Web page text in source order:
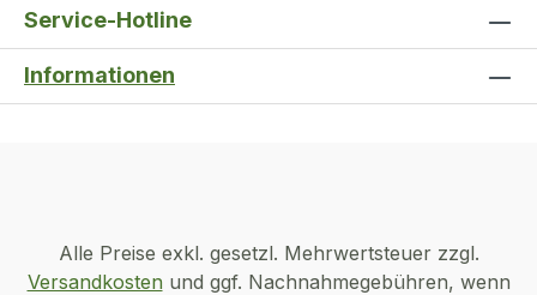
Service-Hotline
Informationen
Alle Preise exkl. gesetzl. Mehrwertsteuer zzgl.
Versandkosten und ggf. Nachnahmegebühren, wenn